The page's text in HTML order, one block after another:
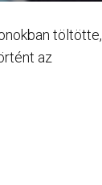
töltötte,
az